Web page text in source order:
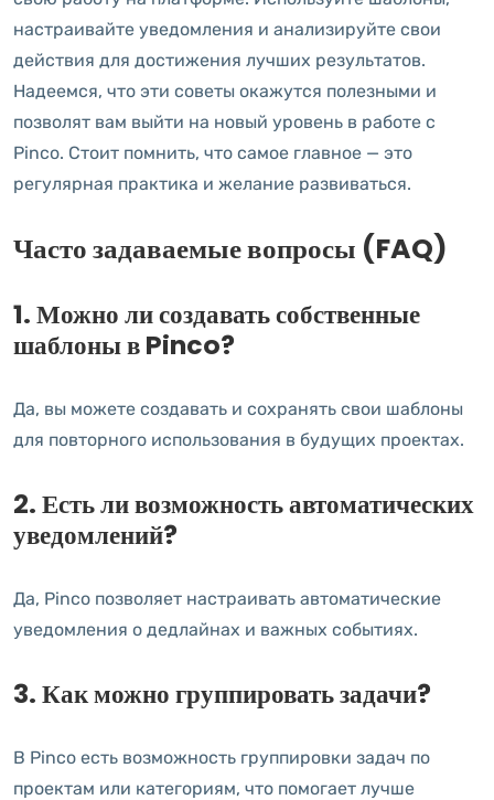
настраивайте уведомления и анализируйте свои
действия для достижения лучших результатов.
Надеемся, что эти советы окажутся полезными и
позволят вам выйти на новый уровень в работе с
Pinco. Стоит помнить, что самое главное — это
регулярная практика и желание развиваться.
Часто задаваемые вопросы (FAQ)
1. Можно ли создавать собственные
шаблоны в Pinco?
Да, вы можете создавать и сохранять свои шаблоны
для повторного использования в будущих проектах.
2. Есть ли возможность автоматических
уведомлений?
Да, Pinco позволяет настраивать автоматические
уведомления о дедлайнах и важных событиях.
3. Как можно группировать задачи?
В Pinco есть возможность группировки задач по
проектам или категориям, что помогает лучше